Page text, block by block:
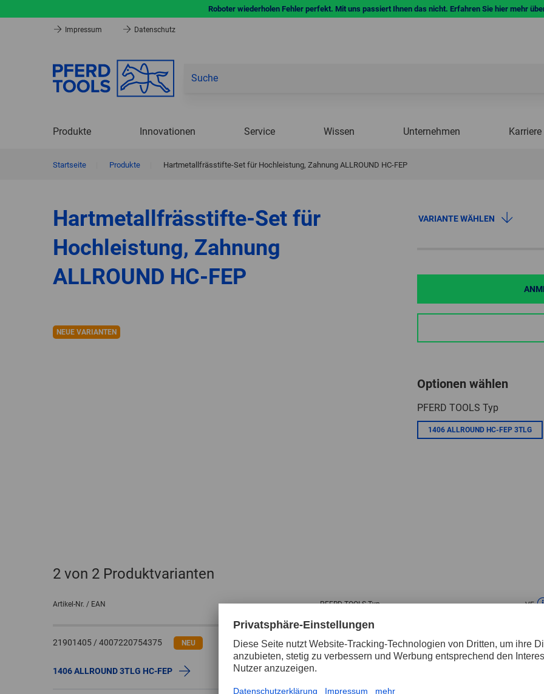
Roboter wiederholen Fehler perfekt. Mit uns passiert Ihnen das nicht. Erfahren Sie hier mehr
Impressum Datenschutz
Produkte Innovationen Service Wissen Unternehmen Karriere
Startseite Produkte Hartmetallfrässtifte-Set für Hochleistung, Zahnung ALLROUND HC-FEP
Hartmetallfrässtifte-Set für
Hochleistung, Zahnung
ALLROUND HC-FEP
NEUE VARIANTEN
VARIANTE WÄHLEN
Optionen wählen
PFERD TOOLS Typ
1406 ALLROUND HC-FEP 3TLG
2 von 2 Produktvarianten
Artikel-Nr. / EAN PFERD TOOLS Typ VE
21901405 / 4007220754375 NEU
1406 ALLROUND 3TLG HC-FEP
1406 ALLROUND HC-FEP 3TLG
1